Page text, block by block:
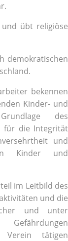
übt religiöse
demokratischen
bekennen
Kinder- und
des
für die Integrität
und
Kinder und
im Leitbild des
und die
und unter
tätigen